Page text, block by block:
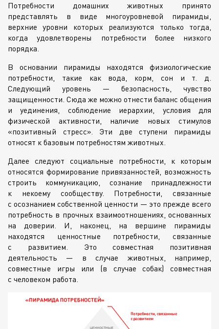
Потребности домашних животных принято
представлять в виде многоуровневой пирамиды,
верхние уровни которых реализуются только тогда,
когда удовлетворены потребности более низкого
порядка.
В основании пирамиды находятся физиологические
потребности, такие как вода, корм, сон и т. д.
Следующий уровень — безопасность, чувство
защищенности. Сюда же можно отнести баланс общения
и уединения, соблюдение иерархии, условия для
физической активности, наличие новых стимулов
«позитивный стресс». Эти две ступени пирамиды
относят к базовым потребностям животных.
Далее следуют социальные потребности, к которым
относятся формирование привязанностей, возможность
строить коммуникацию, сознание принадлежности
к некоему сообществу. Потребности, связанные
с осознанием собственной ценности — это прежде всего
потребность в прочных взаимоотношениях, основанных
на доверии. И, наконец, на вершине пирамиды
находятся ценностные потребности, связанные
с развитием. Это совместная позитивная
деятельность — в случае животных, например,
совместные игры или (в случае собак) совместная
с человеком работа.